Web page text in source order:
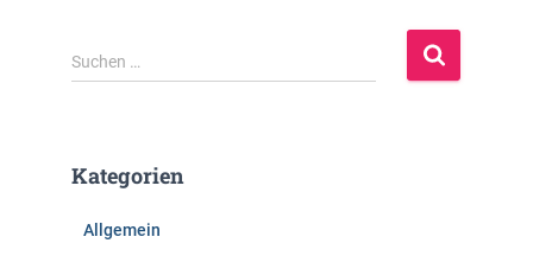
S
u
n
Suchen …
Kategorien
Allgemein